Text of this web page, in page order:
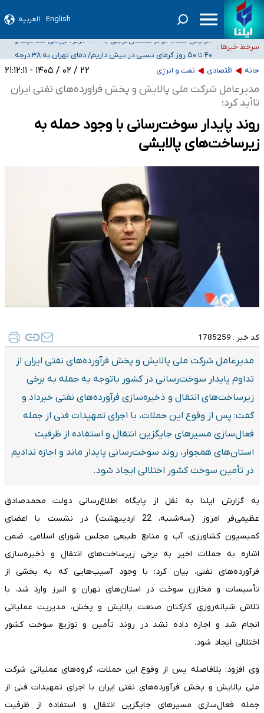
English العربیه
سرخط خبرها :
ضرورت آموزش حریم خصوصی در فضای آنلاین در مدارس/ هزینه‌های سنگین
اجتماعی انتشار تصاویر خصوصی برای قربانیان/ سوءاستفاده مجرمان از ترس
رسوایی
نظارت‌ها به سازمان تبلیغات واگذار شده است
موضع وزارت بهداشت درباره ظرفیت پزشکی کنکور ۱۴۰۵: خواستار اصلاح ظرفیت‌ها
جغرافیای نظامی دافوس آجا
خانه اقتصادی نفت و انرژی ۲۲ / ۰۲ / ۱۴۰۵ - ۲۱:۱۲:۱۱
مدیرعامل شرکت ملی پالایش و پخش فراورده‌های نفتی ایران
تاأید کرد؛
روند پایدار سوخت‌رسانی با وجود حمله به
زیرساخت‌های پالایشی
کد خبر : 1785259
مدیرعامل شرکت ملی پالایش و پخش فرآورده‌های نفتی ایران از
تداوم پایدار سوخت‌رسانی در کشور باتوجه به حمله به برخی
زیرساخت‌های انتقال و ذخیره‌سازی فرآورده‌های نفتی خبرداد و
گفت: پس از وقوع این حملات، با اجرای تمهیدات فنی از جمله
فعال‌سازی مسیرهای جایگزین انتقال و استفاده از ظرفیت
استان‌های همجوار، روند سوخت‌رسانی پایدار ماند و اجازه ندادیم
در تأمین سوخت کشور اختلالی ایجاد شود.
به گزارش ایلنا به نقل از پایگاه اطلاع‌رسانی دولت، محمدصادق
عظیمی‌فر امروز (سه‌شنبه، 22 اردیبهشت) در نشست با اعضای
کمیسیون کشاورزی، آب و منابع طبیعی مجلس شورای اسلامی، ضمن
اشاره به حملات اخیر به برخی زیرساخت‌های انتقال و ذخیره‌سازی
فرآورده‌های نفتی، بیان کرد: با وجود آسیب‌هایی که به بخشی از
تأسیسات و مخازن سوخت در استان‌های تهران و البرز وارد شد، با
تلاش شبانه‌روزی کارکنان صنعت پالایش و پخش، مدیریت عملیاتی
انجام شد و اجازه داده نشد در روند تأمین و توزیع سوخت کشور
اختلالی ایجاد شود.
وی افزود: بلافاصله پس از وقوع این حملات، گروه‌های عملیاتی شرکت
ملی پالایش و پخش فرآورده‌های نفتی ایران با اجرای تمهیدات فنی از
جمله فعال‌سازی مسیرهای جایگزین انتقال و استفاده از ظرفیت